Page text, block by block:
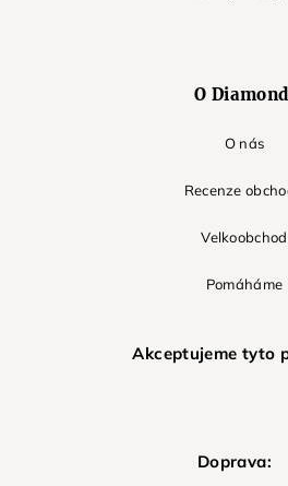
O
O nás
Recenze
Velkoobchod
Pomáháme
Akceptujeme tyto
Doprava: